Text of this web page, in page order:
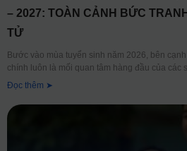
– 2027: TOÀN CẢNH BỨC
TỬ
Bước vào mùa tuyển sinh năm 2026, bên
chính luôn là mối quan tâm hàng đầu của các
Đọc thêm ➤